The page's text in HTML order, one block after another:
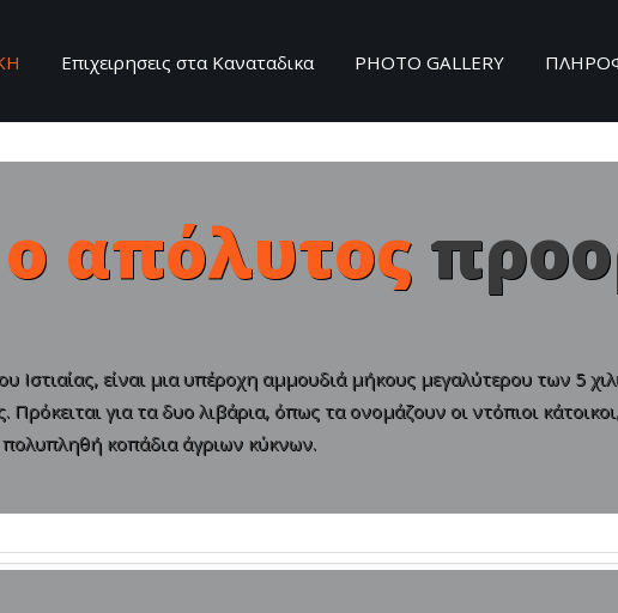
Searchour Site
Επιχειρησεις στα Καναταδικα PHOTO GALLERY
ο απόλυτος
είναι μια υπέροχη αμμουδιά μήκους μεγαλύτερου των 5
Πρόκειται για τα δυο λιβάρια, όπως τα ονομάζουν οι ντόπιοι
κοπάδια άγριων κύκνων.